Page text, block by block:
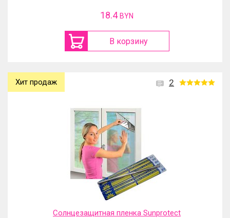
18.4 BYN
В корзину
2
Хит продаж
Солнцезащитная пленка Sunprotect